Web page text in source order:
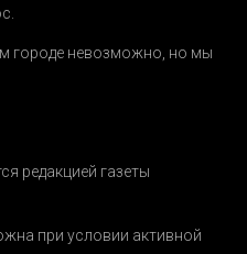
городе невозможно, но мы
редакцией газеты
при условии активной